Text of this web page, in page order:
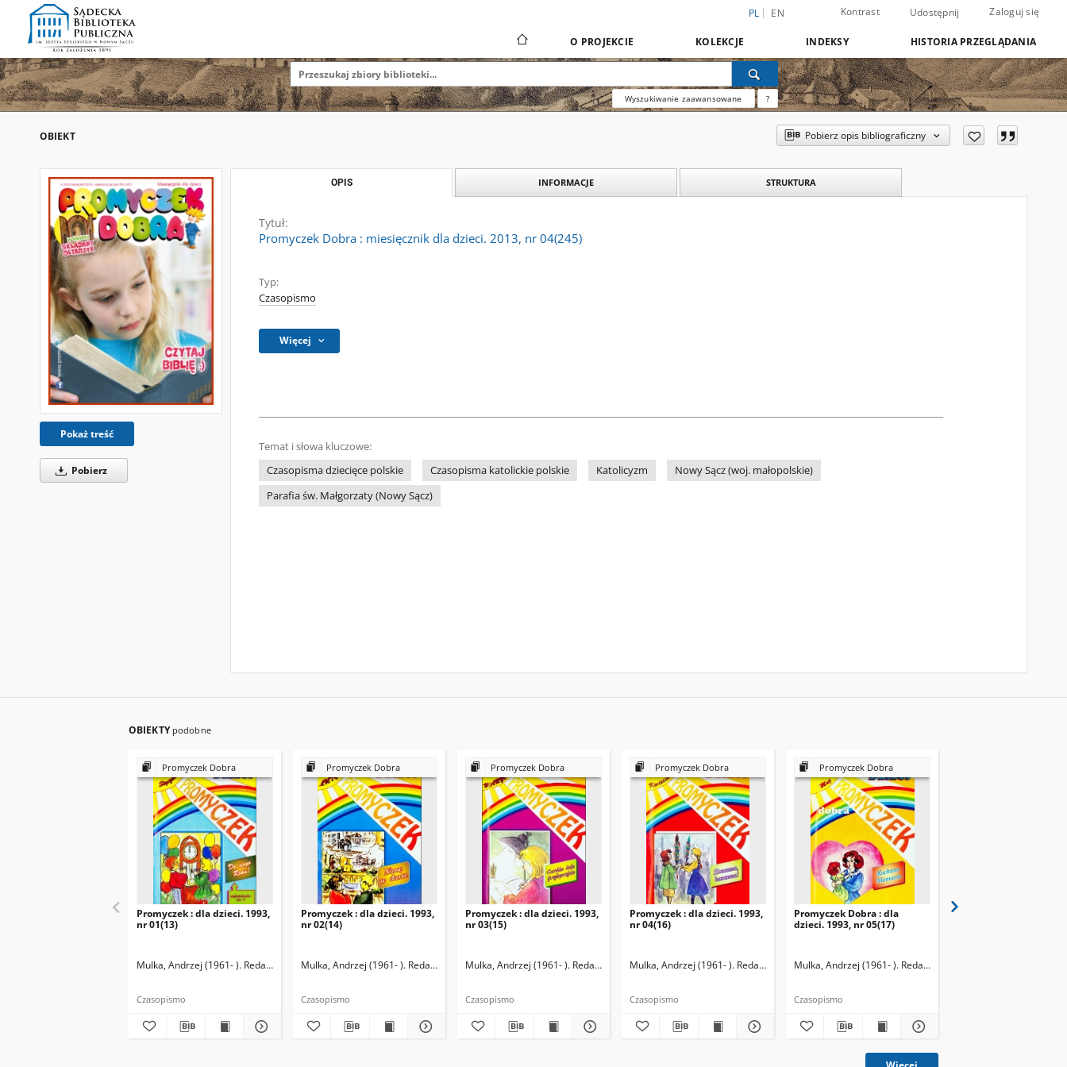
PL EN Kontrast Udostępnij Zaloguj się
O PROJEKCIE KOLEKCJE INDEKSY HISTORIA PRZEGLĄDANIA
Wyszukiwanie zaawansowane ?
OBIEKT Pobierz opis bibliograficzny
Pokaż treść
Pobierz
OPIS INFORMACJE STRUKTURA
Tytuł:
Promyczek Dobra : miesięcznik dla dzieci. 2013, nr 04(245)
Typ:
Czasopismo
Więcej
Temat i słowa kluczowe:
Czasopisma dziecięce polskie
Czasopisma katolickie polskie Katolicyzm
Nowy Sącz (woj. małopolskie)
Parafia św. Małgorzaty (Nowy Sącz)
OBIEKTY podobne
Promyczek Dobra
Promyczek : dla dzieci. 1993,
nr 01(13)
Mulka, Andrzej (1961- ). Redaktor naczelny
Czasopismo
Promyczek Dobra
Promyczek : dla dzieci. 1993,
nr 02(14)
Mulka, Andrzej (1961- ). Redaktor naczelny
Czasopismo
Promyczek Dobra
Promyczek : dla dzieci. 1993,
nr 03(15)
Mulka, Andrzej (1961- ). Redaktor naczelny
Czasopismo
Promyczek Dobra
Promyczek : dla dzieci. 1993,
nr 04(16)
Mulka, Andrzej (1961- ). Redaktor naczelny
Czasopismo
Promyczek Dobra
Promyczek Dobra : dla
dzieci. 1993, nr 05(17)
Mulka, Andrzej (1961- ). Redaktor naczelny
Czasopismo